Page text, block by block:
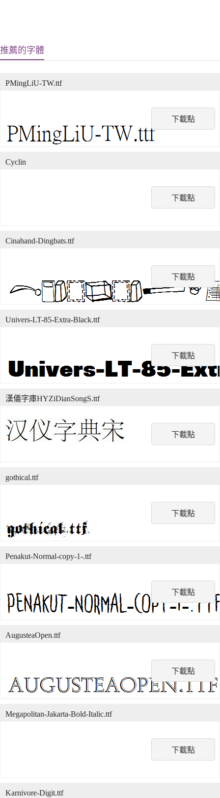
推薦的字體
下載點
PMingLiU-TW.ttf
下載點
Cyclin
下載點
Cinahand-Dingbats.ttf
下載點
Univers-LT-85-Extra-Black.ttf
下載點
漢儀字庫HYZiDianSongS.ttf
下載點
gothical.ttf
下載點
Penakut-Normal-copy-1-.ttf
下載點
AugusteaOpen.ttf
下載點
Megapolitan-Jakarta-Bold-Italic.ttf
Karnivore-Digit.ttf